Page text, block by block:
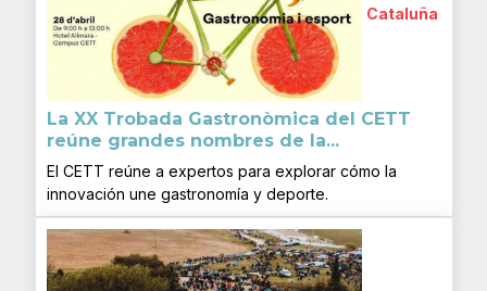
Cataluña
La XX Trobada Gastronòmica del CETT
reúne grandes nombres de la...
El CETT reúne a expertos para explorar cómo la
innovación une gastronomía y deporte.